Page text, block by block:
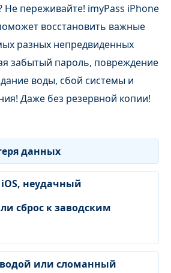
Не переживайте! imyPass iPhone
восстановить важные
разных непредвиденных
забытый пароль, повреждение
воды, сбой системы и
Даже без резервной копии!
данных
неудачный
сброс к заводским
или сломанный